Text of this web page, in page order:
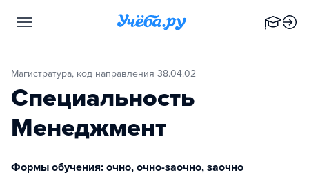
Магистратура, код направления 38.04.02
Специальность
Менеджмент
Формы обучения: очно, очно-заочно, заочно